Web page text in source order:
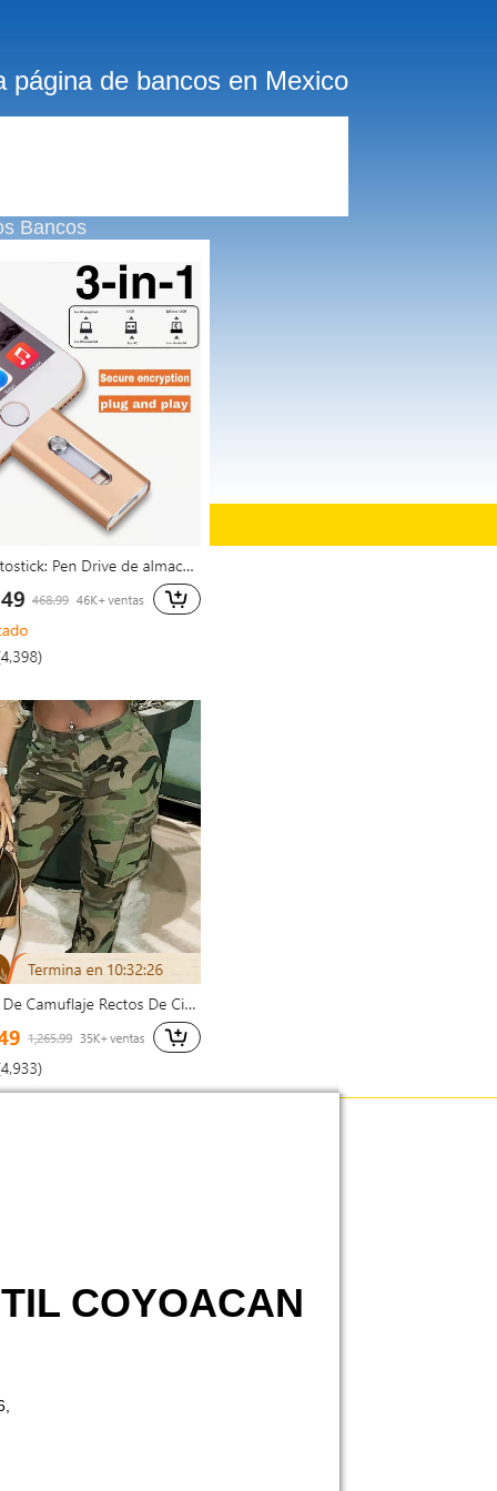
página de bancos en Mexico
Bancos
COYOACAN